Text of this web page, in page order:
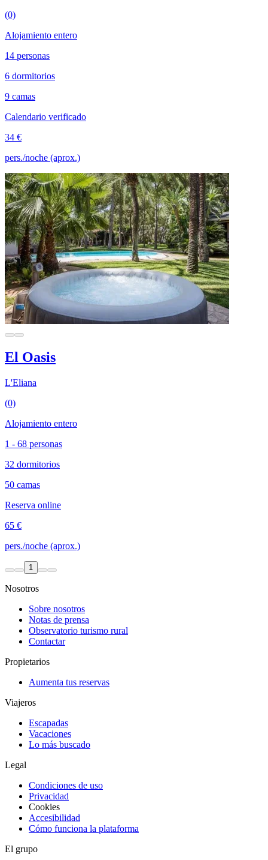
(0)
Alojamiento entero
14 personas
6 dormitorios
9 camas
Calendario verificado
34 €
pers./noche (aprox.)
El Oasis
L'Eliana
(0)
Alojamiento entero
1 - 68 personas
32 dormitorios
50 camas
Reserva online
65 €
pers./noche (aprox.)
1
Nosotros
Sobre nosotros
Notas de prensa
Observatorio turismo rural
Contactar
Propietarios
Aumenta tus reservas
Viajeros
Escapadas
Vacaciones
Lo más buscado
Legal
Condiciones de uso
Privacidad
Cookies
Accesibilidad
Cómo funciona la plataforma
El grupo